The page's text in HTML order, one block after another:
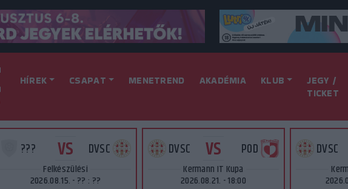
HÍREK CSAPAT MENETREND AKADÉMIA KLUB
JEGY /
TICKET
??? VS DVSC
Felkészülési
2026.08.15. - ?? : ??
DVSC VS POD
Kermann IT Kupa
2026.08.21. - 18:00
DVSC